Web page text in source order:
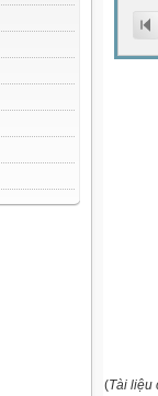
(Tài liệu